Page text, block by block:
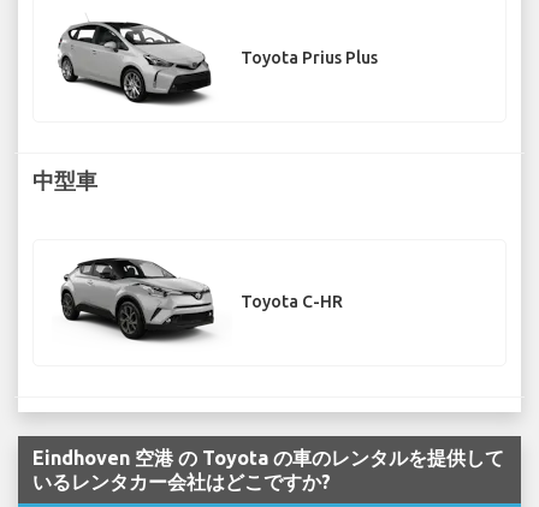
Toyota Prius Plus
中型車
Toyota C-HR
Eindhoven 空港 の Toyota の車のレンタルを提供して
いるレンタカー会社はどこですか?